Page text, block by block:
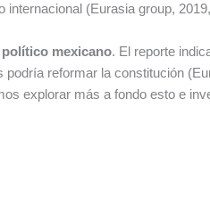
internacional (Eurasia group,
mexicano. El reporte
reformar la constitución
explorar más a fondo esto e